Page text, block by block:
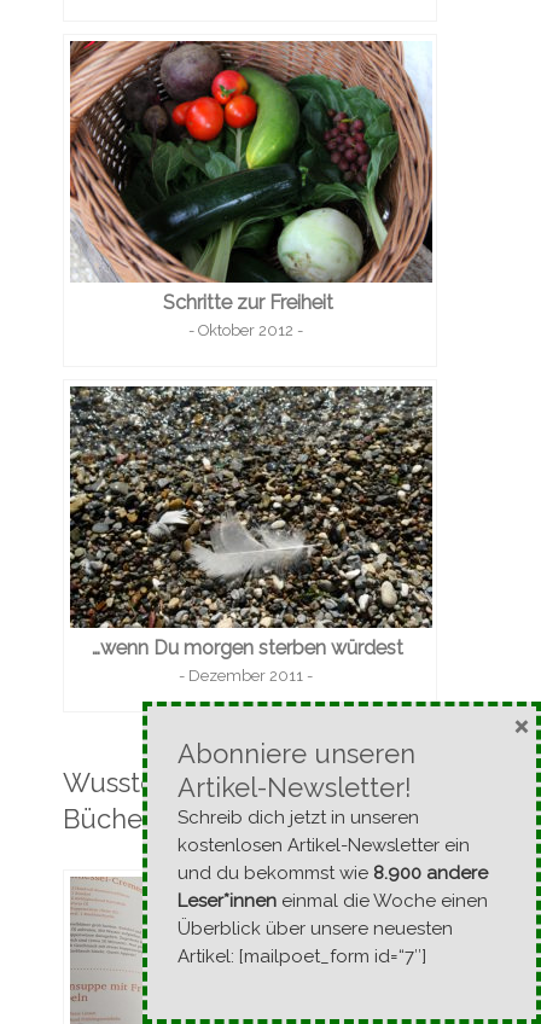
Schritte zur Freiheit
- Oktober 2012 -
…wenn Du morgen sterben würdest
- Dezember 2011 -
Wusstest Du, dass wir auch
Bücher schreiben?
Abonniere unseren
Artikel-Newsletter!
Schreib dich jetzt in unseren
kostenlosen Artikel-Newsletter ein
und du bekommst wie 8.900 andere
Leser*innen einmal die Woche einen
Überblick über unsere neuesten
Artikel: [mailpoet_form id=“7″]
×